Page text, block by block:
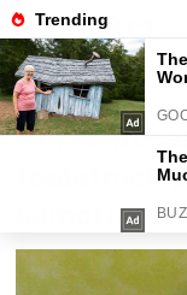
Fajntip.cz
Ani Tento,
toaletních
samotné